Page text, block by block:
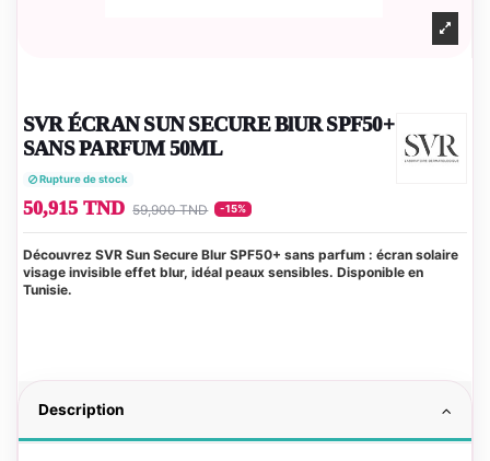
SVR ÉCRAN SUN SECURE BlUR SPF50+
SANS PARFUM 50ML
Rupture de stock
50,915 TND 59,900 TND -15%
Découvrez SVR Sun Secure Blur SPF50+ sans parfum : écran solaire
visage invisible effet blur, idéal peaux sensibles. Disponible en
Tunisie.
Description